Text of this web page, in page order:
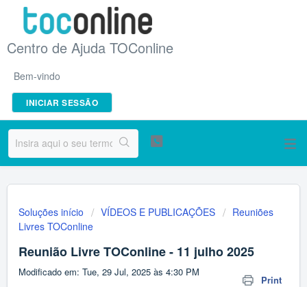
Centro de Ajuda TOConline
Bem-vindo
INICIAR SESSÃO
Soluções início VÍDEOS E PUBLICAÇÕES
Reuniões
Livres TOConline
Reunião Livre TOConline - 11 julho 2025
Print
Modificado em: Tue, 29 Jul, 2025 às 4:30 PM